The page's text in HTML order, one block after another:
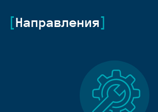
Направления